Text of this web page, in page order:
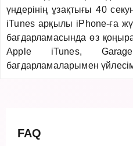
үндерінің ұзақтығы 40
iTunes арқылы iPhone-ға
бағдарламасында өз
Apple iTunes,
бағдарламаларымен
FAQ